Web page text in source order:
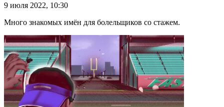
9 июля 2022, 10:30
Много знакомых имён для болельщиков со стажем.